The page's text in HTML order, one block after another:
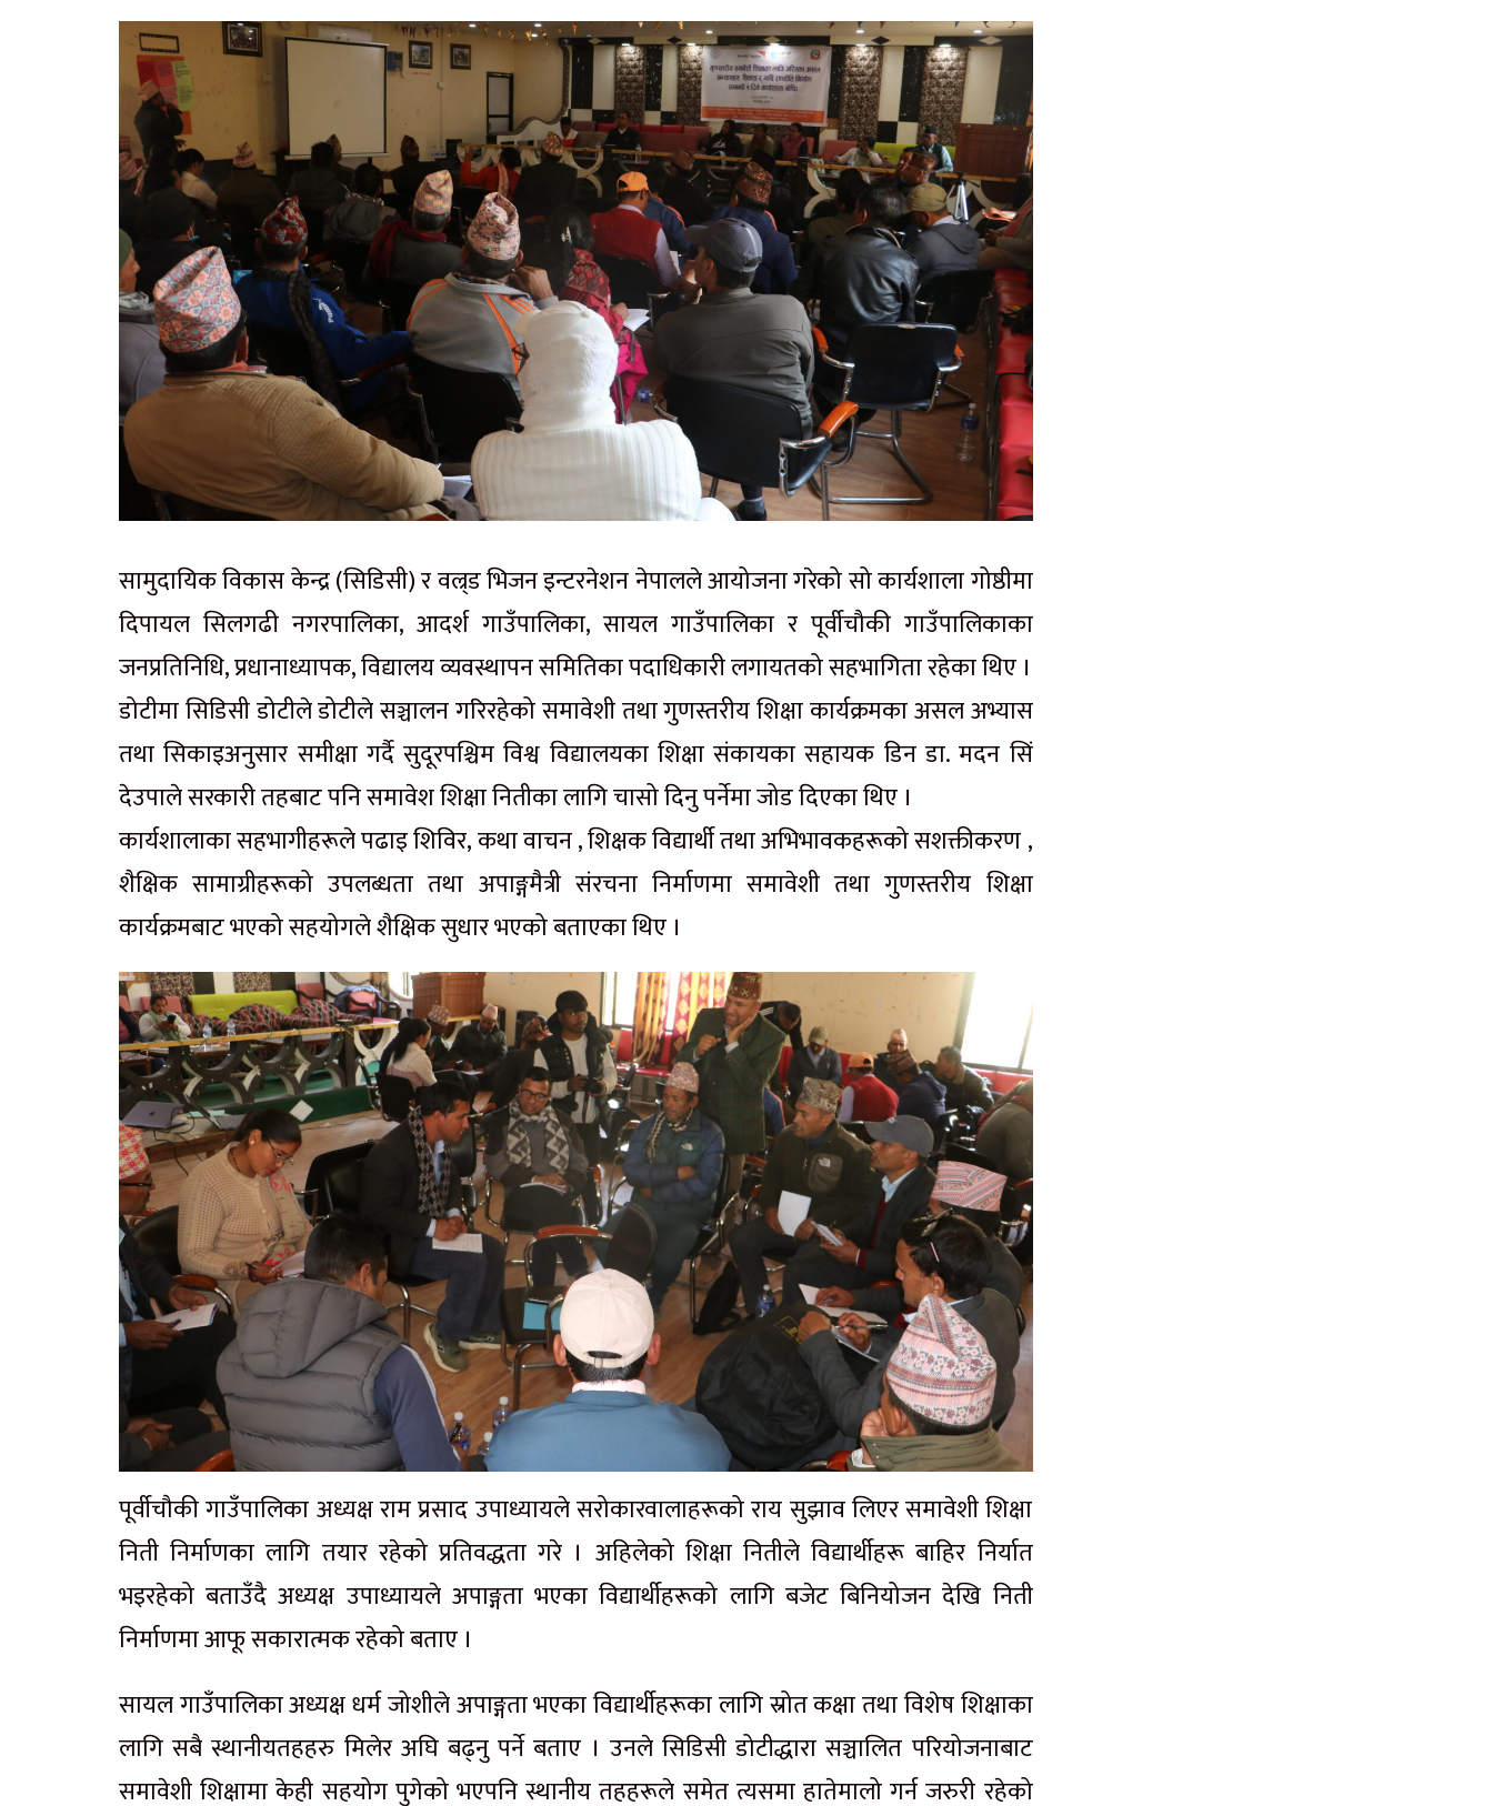
सामुदायिक विकास केन्द्र(सिडिसी)रवल्र्डभिजनइन्टरनेशननेपालले आयोजना गरेको सो कार्यशाला गोष्ठीमा
दिपायल सिलगढी नगरपालिका, आदर्श गाउँपालिका, सायलगाउँपालिका र पूर्वीचौकी गाउँपालिकाका
जनप्रतिनिधि, प्रधानाध्यापक, विद्यालय व्यवस्थापन समितिका पदाधिकारी लगायतको सहभागिता रहेका थिए ।
डोटीमासिडिसीडोटीले डोटीले सञ्चालन गरिरहेको समावेशी तथा गुणस्तरीय शिक्षा कार्यक्रमका असल अभ्यास
तथा सिकाइअनुसार समीक्षा गर्दै सुदूरपश्चिम विश्व विद्यालयका शिक्षासंकायका सहायक डिन डा. मदन सिं
देउपालेसरकारी तहबाट पनि समावेश शिक्षा नितीका लागि चासो दिनु पर्नेमा जोड दिएका थिए ।
कार्यशालाका सहभागीहरूले पढाइ शिविर, कथा वाचन , शिक्षकविद्यार्थीतथा अभिभावकहरूको सशक्तीकरण ,
शैक्षिक सामाग्रीहरूको उपलब्धता तथा अपाङ्गमैत्री संरचना निर्माणमा समावेशी तथा गुणस्तरीय शिक्षा
कार्यक्रमबाट भएको सहयोगले शैक्षिक सुधार भएको बताएका थिए ।
पूर्वीचौकी गाउँपालिका अध्यक्ष राम प्रसाद उपाध्यायले सरोकारवालाहरूको राय सुझाव लिएर समावेशी शिक्षा
निती निर्माणका लागि तयार रहेको प्रतिवद्धता गरे । अहिलेको शिक्षा नितीले विद्यार्थीहरू बाहिर निर्यात
भइरहेको बताउँदै अध्यक्ष उपाध्यायले अपाङ्गता भएका विद्यार्थीहरूको लागि बजेट बिनियोजन देखि निती
निर्माणमा आफू सकारात्मक रहेको बताए ।
सायलगाउँपालिका अध्यक्ष धर्म जोशीले अपाङ्गता भएका विद्यार्थीहरूका लागि स्रोत कक्षा तथा विशेष शिक्षाका
लागि सबैस्थानीयतहहरु मिलेर अघि बढ्नु पर्ने बताए । उनले सिडिसी डोटीद्धारा सञ्चालित परियोजनाबाट
समावेशी शिक्षामा केही सहयोग पुगेको भएपनि स्थानीय तहहरूले समेत त्यसमा हातेमालो गर्न जरुरी रहेको